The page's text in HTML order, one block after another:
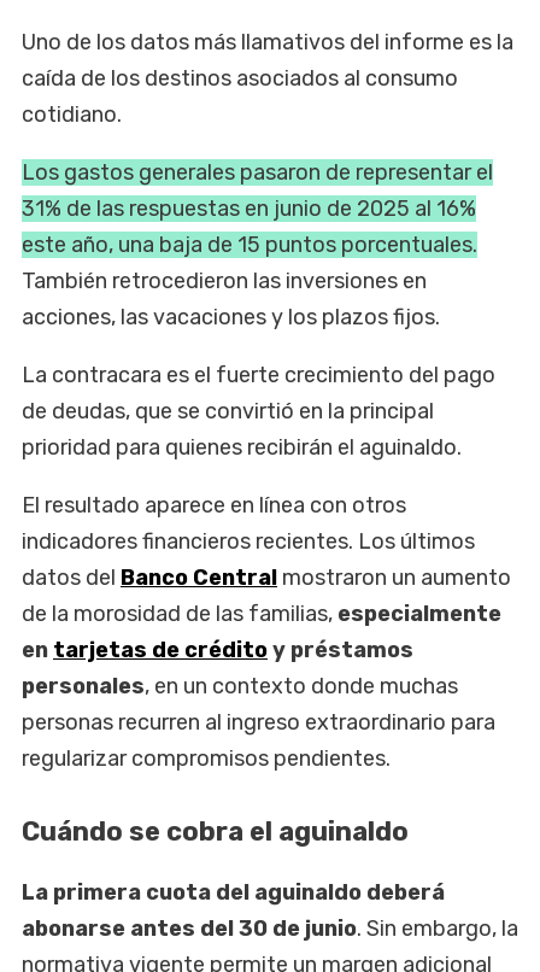
Uno de los datos más llamativos del informe es la
caída de los destinos asociados al consumo
cotidiano.
Los gastos generales pasaron de representar el
31% de las respuestas en junio de 2025 al 16%
este año, una baja de 15 puntos porcentuales.
También retrocedieron las inversiones en
acciones, las vacaciones y los plazos fijos.
La contracara es el fuerte crecimiento del pago
de deudas, que se convirtió en la principal
prioridad para quienes recibirán el aguinaldo.
El resultado aparece en línea con otros
indicadores financieros recientes. Los últimos
datos del Banco Central mostraron un aumento
de la morosidad de las familias, especialmente
en tarjetas de créditoy préstamos
personales, en un contexto donde muchas
personas recurren al ingreso extraordinario para
regularizar compromisos pendientes.
Cuándo se cobra el aguinaldo
La primera cuota del aguinaldo deberá
abonarse antes del 30 de junio. Sin embargo, la
normativa vigente permite un margen adicional